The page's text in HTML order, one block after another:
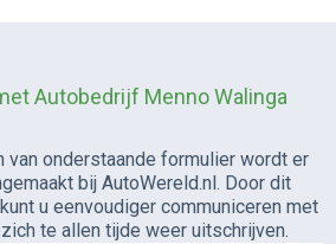
Autobedrijf Menno Walinga
van onderstaande formulier wordt er
bij AutoWereld.nl. Door dit
u eenvoudiger communiceren met
te allen tijde weer uitschrijven.